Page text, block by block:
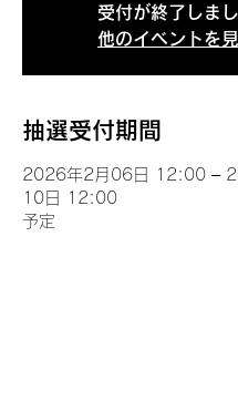
受付が終了しま
他のイベントを
抽選受付期間
2026年2月06日 12:00 –
10日 12:00
予定